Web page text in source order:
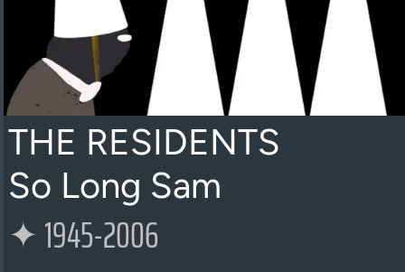
THE RESIDENTS
So Long Sam
✦1945-2006